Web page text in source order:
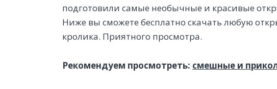
подготовили самые необычные и красивые
Ниже вы сможете бесплатно скачать любую
кролика. Приятного просмотра.
Рекомендуем просмотреть: смешные и